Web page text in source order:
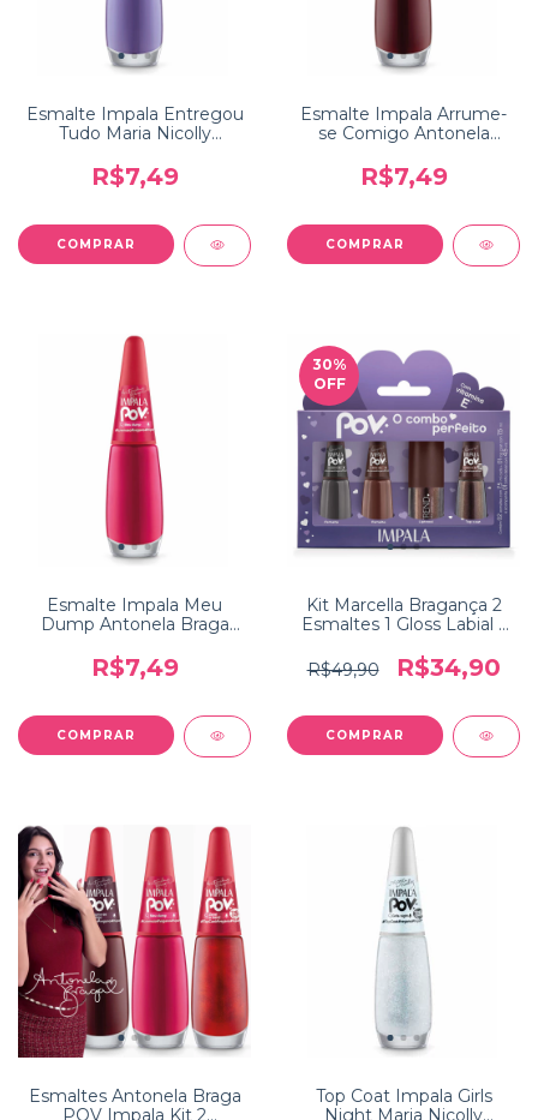
Esmalte Impala Entregou
Tudo Maria Nicolly
R$7,49
Esmalte Impala Arrume-
se Comigo Antonela
R$7,49
Esmalte Impala Meu
Dump Antonela Braga
R$7,49
30%
OFF
Kit Marcella Bragança 2
Esmaltes 1 Gloss Labial 1
Impala
R$49,90 R$34,90
Esmaltes Antonela Braga
POV Impala Kit 2
Top Coat Impala Girls
Night Maria Nicolly